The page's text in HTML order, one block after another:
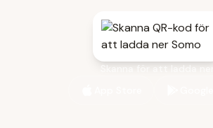
Skanna för att ladda ner